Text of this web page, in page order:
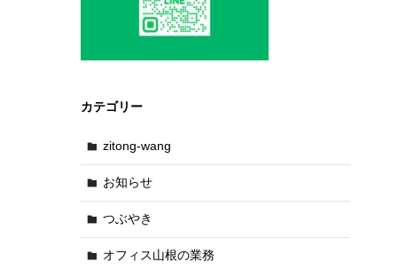
カテゴリー
zitong-wang
お知らせ
つぶやき
オフィス山根の業務